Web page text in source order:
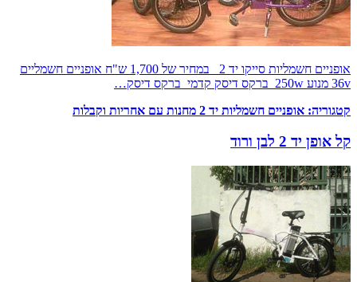
אופניים חשמליות סייקו יד 2 במחיר של 1,700 ש"ח אופניים חשמליים
36v מנוע 250w ברקס דיסק קדמי ברקס דיסק…
קטגוריה: אופניים חשמליות יד 2 מחנות עם אחריות וקבלות
קל אופן יד 2 לבן ורוד